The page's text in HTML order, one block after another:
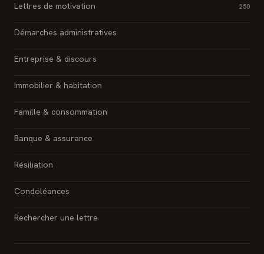
Lettres de motivation 250
Démarches administratives
Entreprise & discours
Immobilier & habitation
Famille & consommation
Banque & assurance
Résiliation
Condoléances
Rechercher une lettre